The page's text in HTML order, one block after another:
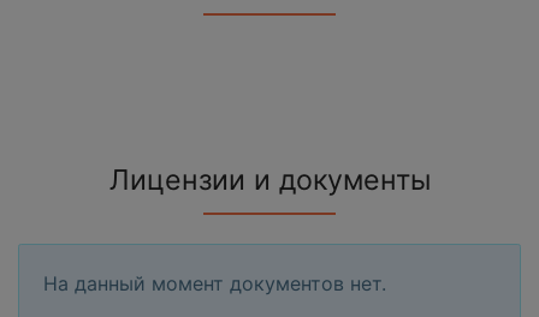
Лицензии и документы
На данный момент документов нет.